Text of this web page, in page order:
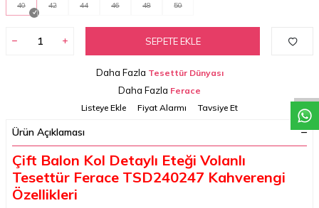
40 42 44 46 48 50
SEPETE EKLE
Daha Fazla Tesettür Dünyası
Daha Fazla Ferace
Listeye Ekle
Fiyat Alarmı Tavsiye Et
Ürün Açıklaması
Çift Balon Kol Detaylı Eteği Volanlı
Tesettür Ferace TSD240247 Kahverengi
Özellikleri